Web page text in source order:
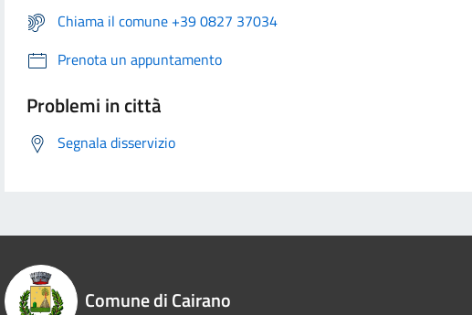
Chiama il comune +39 0827 37034
Prenota un appuntamento
Problemi in città
Segnala disservizio
Comune di Cairano